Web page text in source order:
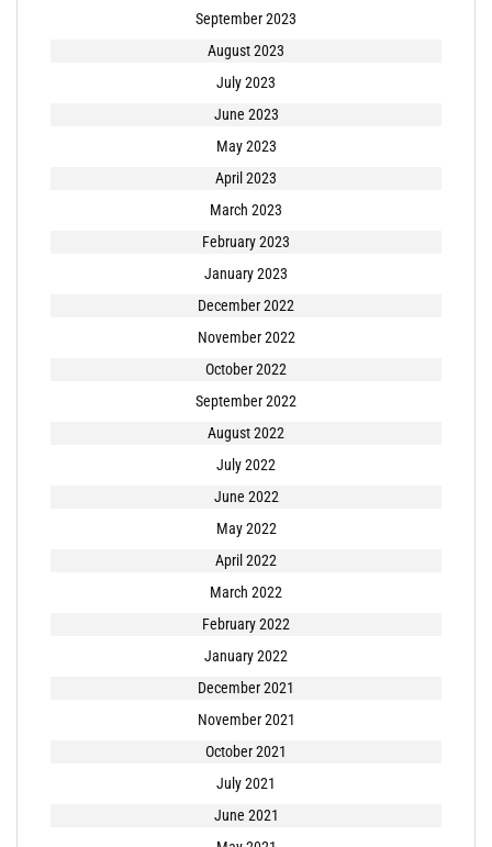
September 2023
August 2023
July 2023
June 2023
May 2023
April 2023
March 2023
February 2023
January 2023
December 2022
November 2022
October 2022
September 2022
August 2022
July 2022
June 2022
May 2022
April 2022
March 2022
February 2022
January 2022
December 2021
November 2021
October 2021
July 2021
June 2021